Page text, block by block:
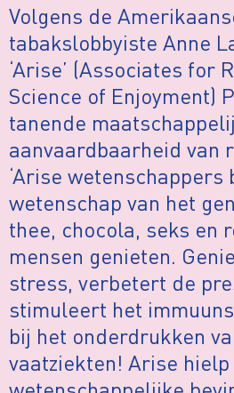
Volgens de
tabakslobbyiste Anne
‘Arise’ (Associates for
Science of Enjoyment)
tanende
aanvaardbaarheid van
‘Arise
wetenschap van het
thee, chocola, seks en
mensen genieten.
stress, verbetert de
stimuleert het
bij het onderdrukken
vaatziekten! Arise